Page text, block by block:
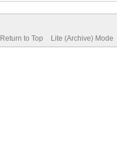
Return to Top Lite (Archive) Mode